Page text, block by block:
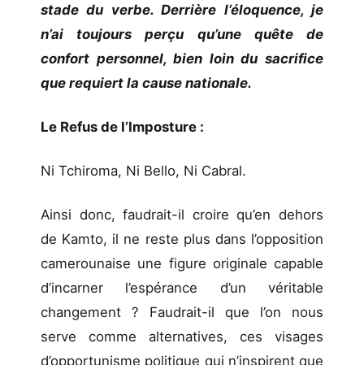
stade du verbe. Derrière l’éloquence, je
n’ai toujours perçu qu’une quête de
confort personnel, bien loin du sacrifice
que requiert la cause nationale.
Le Refus de l’Imposture :
Ni Tchiroma, Ni Bello, Ni Cabral.
Ainsi donc, faudrait-il croire qu’en dehors
de Kamto, il ne reste plus dans l’opposition
camerounaise une figure originale capable
d’incarner l’espérance d’un véritable
changement ? Faudrait-il que l’on nous
serve comme alternatives, ces visages
d’opportunisme politique qui n’inspirent que